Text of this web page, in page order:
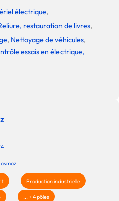
électrique,
restauration de livres,
, Nettoyage de véhicules,
essais en électrique,
Production industrielle
... + 4 pôles